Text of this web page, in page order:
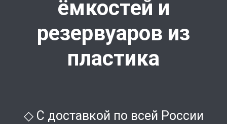
ёмкостей и
резервуаров из
пластика
◇ С доставкой по всей России